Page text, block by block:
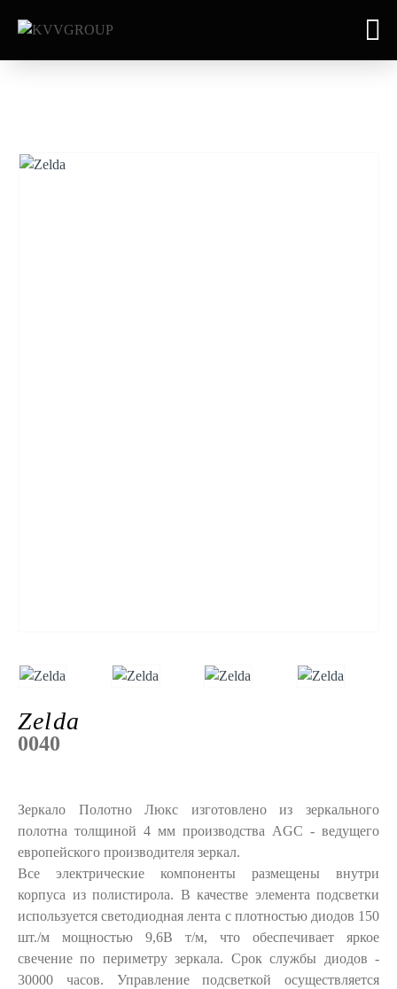
Zelda
Зеркало Полотно Люкс изготовлено из зеркального
полотна толщиной 4 мм производства AGC - ведущего
европейского производителя зеркал.
Все электрические компоненты размещены внутри
корпуса из полистирола. В качестве элемента подсветки
используется светодиодная лента с плотностью диодов 150
шт./м мощностью 9,6В т/м, что обеспечивает яркое
свечение по периметру зеркала. Срок службы диодов -
30000 часов. Управление подсветкой осуществляется
0040